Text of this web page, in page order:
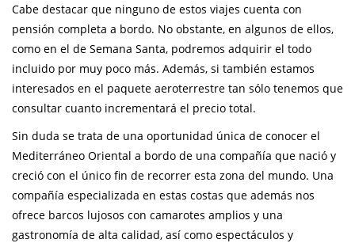
Cabe destacar que ninguno de estos viajes cuenta con
pensión completa a bordo. No obstante, en algunos de ellos,
como en el de Semana Santa, podremos adquirir el todo
incluido por muy poco más. Además, si también estamos
interesados en el paquete aeroterrestre tan sólo tenemos que
consultar cuanto incrementará el precio total.
Sin duda se trata de una oportunidad única de conocer el
Mediterráneo Oriental a bordo de una compañía que nació y
creció con el único fin de recorrer esta zona del mundo. Una
compañía especializada en estas costas que además nos
ofrece barcos lujosos con camarotes amplios y una
gastronomía de alta calidad, así como espectáculos y